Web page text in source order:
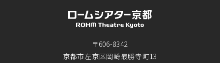
〒606-8342
京都市左京区岡崎最勝寺町13